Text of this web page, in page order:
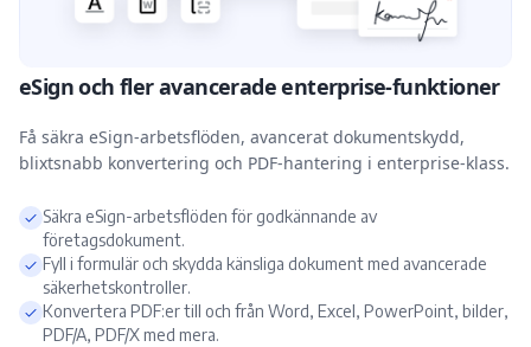
eSign och fler avancerade enterprise-funktioner
Få säkra eSign-arbetsflöden, avancerat dokumentskydd,
blixtsnabb konvertering och PDF-hantering i enterprise-klass.
Säkra eSign-arbetsflöden för godkännande av
företagsdokument.
Fyll i formulär och skydda känsliga dokument med avancerade
säkerhetskontroller.
Konvertera PDF:er till och från Word, Excel, PowerPoint, bilder,
PDF/A, PDF/X med mera.